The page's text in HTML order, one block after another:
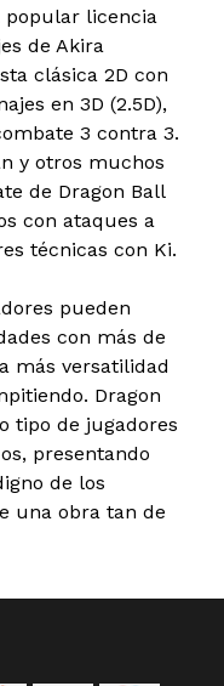
popular licencia
de Akira
clásica 2D con
en 3D (2.5D),
3 contra 3.
y otros muchos
de Dragon Ball
con ataques a
técnicas con Ki.
pueden
con más de
más versatilidad
Dragon
tipo de jugadores
presentando
de los
una obra tan de